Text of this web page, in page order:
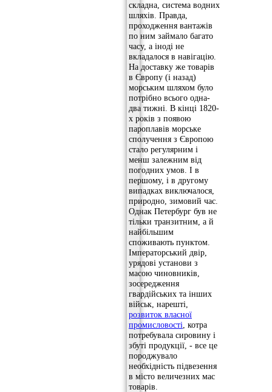
складна, система водних
шляхів. Правда,
проходження вантажів
по ним займало багато
часу, а іноді не
вкладалося в навігацію.
На доставку же товарів
в Європу (і назад)
морським шляхом було
потрібно всього одна-
два тижні. В кінці 1820-
х років з появою
пароплавів морське
сполучення з Європою
стало регулярним і
менш залежним від
погодних умов. І в
першому, і в другому
випадках виключалося,
природно, зимовий час.
Однак Петербург був не
тільки транзитним, а й
найбільшим
споживають пунктом.
Імператорський двір,
урядові установи з
масою чиновників,
зосередження
гвардійських та інших
військ, нарешті,
розвиток власної
промисловості , котра
потребувала сировину і
збуті продукції, - все це
породжувало
необхідність підвезення
в місто величезних мас
товарів.